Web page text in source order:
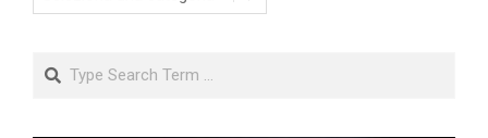
Search